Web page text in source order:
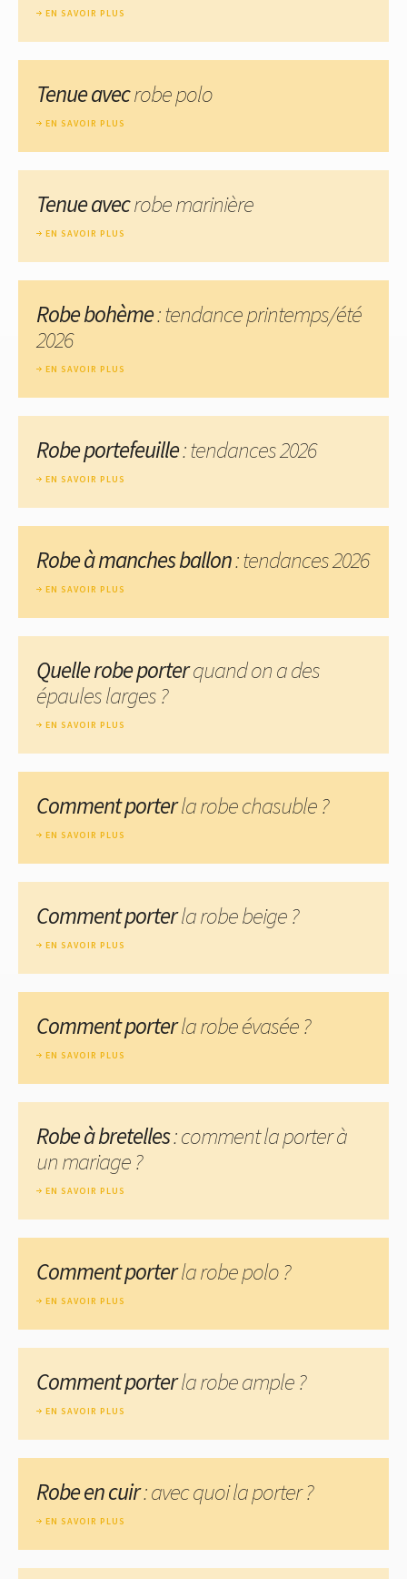
EN SAVOIR PLUS
Tenue avecrobe polo
EN SAVOIR PLUS
Tenue avecrobe marinière
EN SAVOIR PLUS
Robe bohème: tendance printemps/été
2026
EN SAVOIR PLUS
Robe portefeuille: tendances 2026
EN SAVOIR PLUS
Robe à manches ballon: tendances 2026
EN SAVOIR PLUS
Quelle robe porterquand on a des
épaules larges ?
EN SAVOIR PLUS
Comment porterla robe chasuble ?
EN SAVOIR PLUS
Comment porterla robe beige ?
EN SAVOIR PLUS
Comment porterla robe évasée ?
EN SAVOIR PLUS
Robe à bretelles: comment la porter à
un mariage ?
EN SAVOIR PLUS
Comment porterla robe polo ?
EN SAVOIR PLUS
Comment porterla robe ample ?
EN SAVOIR PLUS
Robe en cuir: avec quoi la porter ?
EN SAVOIR PLUS